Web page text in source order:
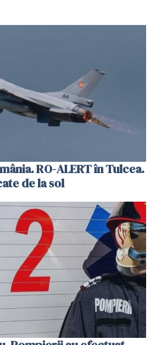
RO-ALERT în Tulcea.
de la sol